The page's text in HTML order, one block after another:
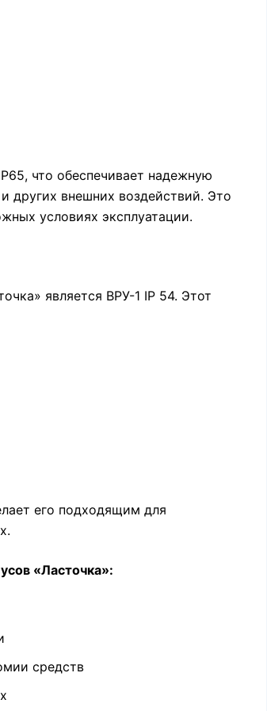
что обеспечивает надежную
других внешних воздействий. Это
условиях эксплуатации.
является ВРУ-1 IP 54. Этот
его подходящим для
«Ласточка»:
средств